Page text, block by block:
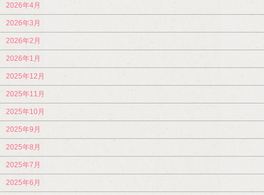
2026年4月
2026年3月
2026年2月
2026年1月
2025年12月
2025年11月
2025年10月
2025年9月
2025年8月
2025年7月
2025年6月